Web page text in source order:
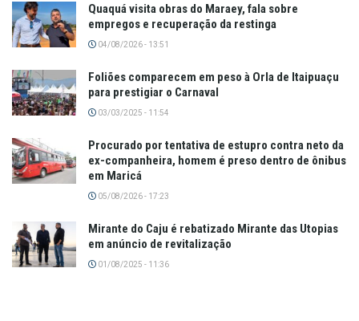
Quaquá visita obras do Maraey, fala sobre
empregos e recuperação da restinga
04/08/2026 - 13:51
Foliões comparecem em peso à Orla de Itaipuaçu
para prestigiar o Carnaval
03/03/2025 - 11:54
Procurado por tentativa de estupro contra neto da
ex-companheira, homem é preso dentro de ônibus
em Maricá
05/08/2026 - 17:23
Mirante do Caju é rebatizado Mirante das Utopias
em anúncio de revitalização
01/08/2025 - 11:36